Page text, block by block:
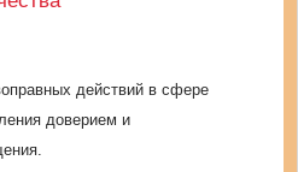
действий в сфере
доверием и